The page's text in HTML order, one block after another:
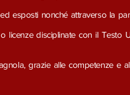
esposti nonché attraverso la
licenze disciplinate con il Testo
grazie alle competenze e